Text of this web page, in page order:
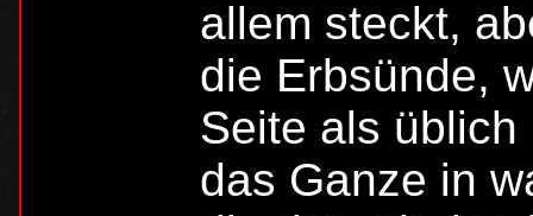
allem steckt,
die Erbsünde,
Seite als
das Ganze in